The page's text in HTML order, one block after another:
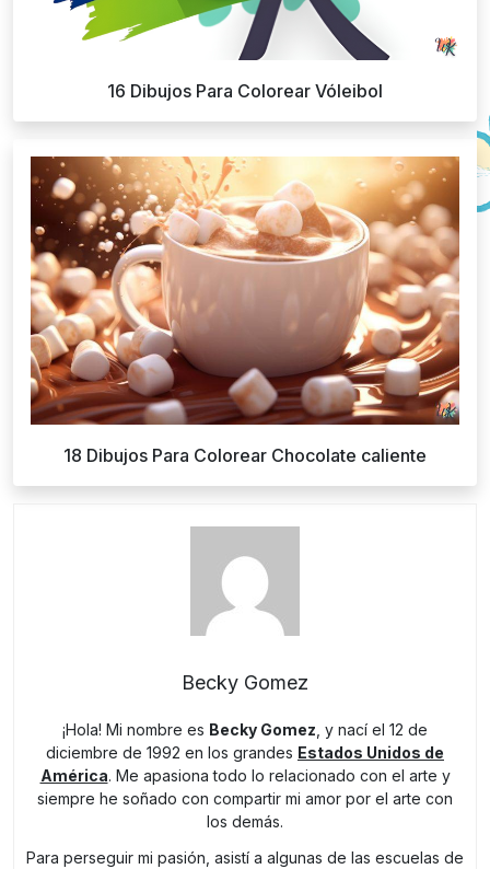
16 Dibujos Para Colorear Vóleibol
18 Dibujos Para Colorear Chocolate caliente
Becky Gomez
¡Hola! Mi nombre es Becky Gomez , y nací el 12 de
diciembre de 1992 en los grandes Estados Unidos de
América. Me apasiona todo lo relacionado con el arte y
siempre he soñado con compartir mi amor por el arte con
los demás.
Para perseguir mi pasión, asistí a algunas de las escuelas de